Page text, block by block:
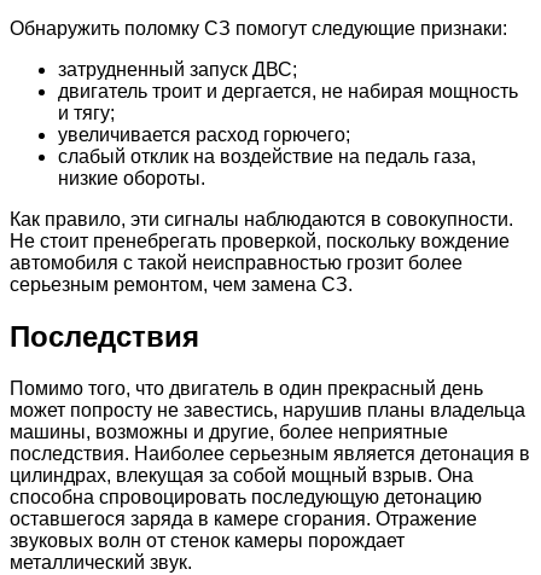
Обнаружить поломку СЗ помогут следующие признаки:
затрудненный запуск ДВС;
двигатель троит и дергается, не набирая мощность
и тягу;
увеличивается расход горючего;
слабый отклик на воздействие на педаль газа,
низкие обороты.
Как правило, эти сигналы наблюдаются в совокупности.
Не стоит пренебрегать проверкой, поскольку вождение
автомобиля с такой неисправностью грозит более
серьезным ремонтом, чем замена СЗ.
Последствия
Помимо того, что двигатель в один прекрасный день
может попросту не завестись, нарушив планы владельца
машины, возможны и другие, более неприятные
последствия. Наиболее серьезным является детонация в
цилиндрах, влекущая за собой мощный взрыв. Она
способна спровоцировать последующую детонацию
оставшегося заряда в камере сгорания. Отражение
звуковых волн от стенок камеры порождает
металлический звук.